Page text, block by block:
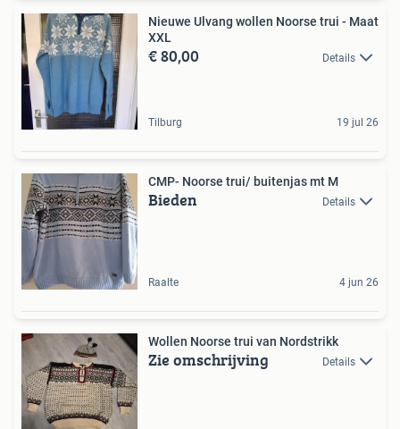
Nieuwe Ulvang wollen Noorse trui - Maat
XXL
€ 80,00 Details
Tilburg 19 jul 26
CMP- Noorse trui/ buitenjas mt M
Bieden Details
Raalte 4 jun 26
Wollen Noorse trui van Nordstrikk
Zie omschrijving Details